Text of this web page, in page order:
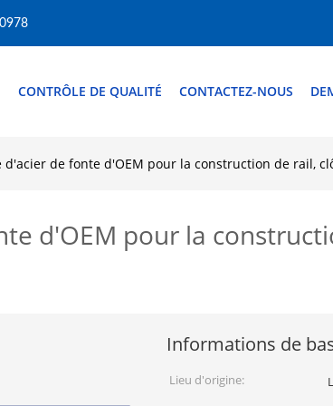
CONTRÔLE DE QUALITÉ CONTACTEZ-NOUS
d'acier de fonte d'OEM pour la construction de rail,
d'OEM pour la
Informations de
Lieu d'origine: